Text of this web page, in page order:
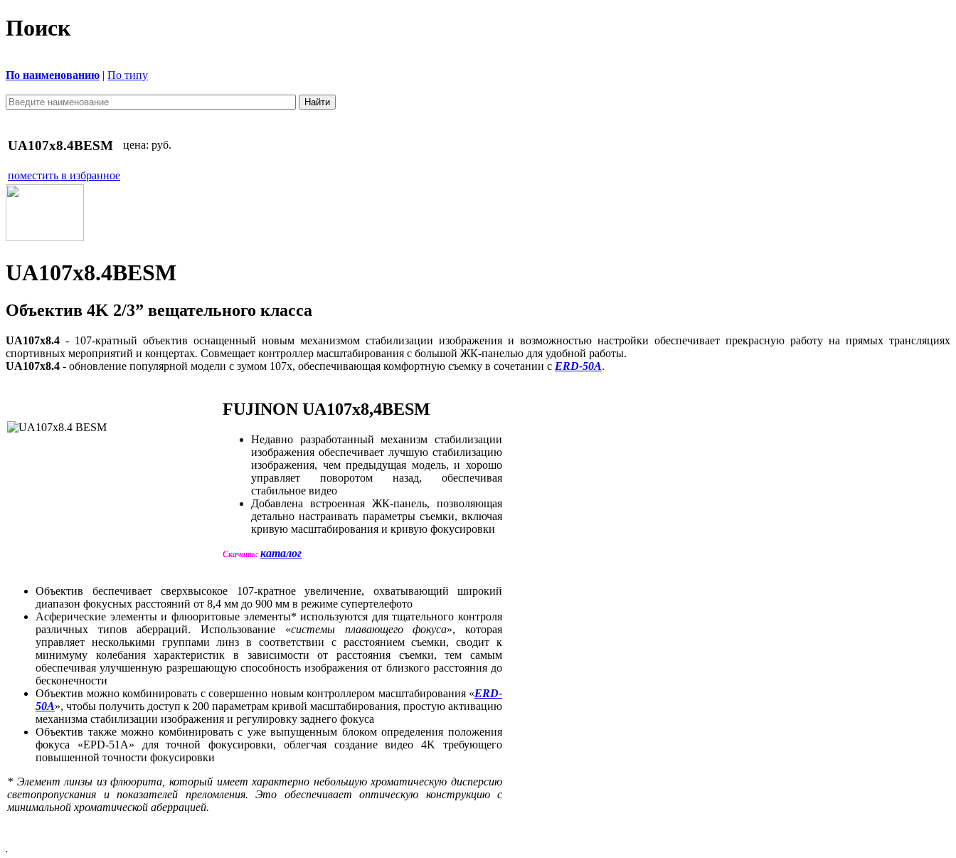
Поиск
По наименованию По типу
UA107x8.4BESM цена: руб.
поместить в избранное
UA107x8.4BESM
Объектив 4K 2/3” вещательного класса
UA107x8.4 - 107-кратный объектив оснащенный новым механизмом стабилизации изображения и возможностью настройки обеспечивает прекрасную работу на прямых трансляциях
спортивных мероприятий и концертах. Совмещает контроллер масштабирования с большой ЖК-панелью для удобной работы.
UA107x8.4 - обновление популярной модели с зумом 107х, обеспечивающая комфортную съемку в сочетании с ERD-50A.
FUJINON UA107x8,4BESM
Недавно разработанный механизм стабилизации
изображения обеспечивает лучшую стабилизацию
изображения, чем предыдущая модель, и хорошо
управляет поворотом назад, обеспечивая
стабильное видео
Добавлена ​​встроенная ЖК-панель, позволяющая
детально настраивать параметры съемки, включая
кривую масштабирования и кривую фокусировки
Скачать: каталог
Объектив беспечивает сверхвысокое 107-кратное увеличение, охватывающий широкий
диапазон фокусных расстояний от 8,4 мм до 900 мм в режиме супертелефото
Асферические элементы и флюоритовые элементы* используются для тщательного контроля
различных типов аберраций. Использование «системы плавающего фокуса», которая
управляет несколькими группами линз в соответствии с расстоянием съемки, сводит к
минимуму колебания характеристик в зависимости от расстояния съемки, тем самым
обеспечивая улучшенную разрешающую способность изображения от близкого расстояния до
бесконечности
Объектив можно комбинировать с совершенно новым контроллером масштабирования «ERD-
50A», чтобы получить доступ к 200 параметрам кривой масштабирования, простую активацию
механизма стабилизации изображения и регулировку заднего фокуса
Объектив также можно комбинировать с уже выпущенным блоком определения положения
фокуса «EPD-51A» для точной фокусировки, облегчая создание видео 4K требующего
повышенной точности фокусировки
* Элемент линзы из флюорита, который имеет характерно небольшую хроматическую дисперсию
светопропускания и показателей преломления. Это обеспечивает оптическую конструкцию с
минимальной хроматической аберрацией.